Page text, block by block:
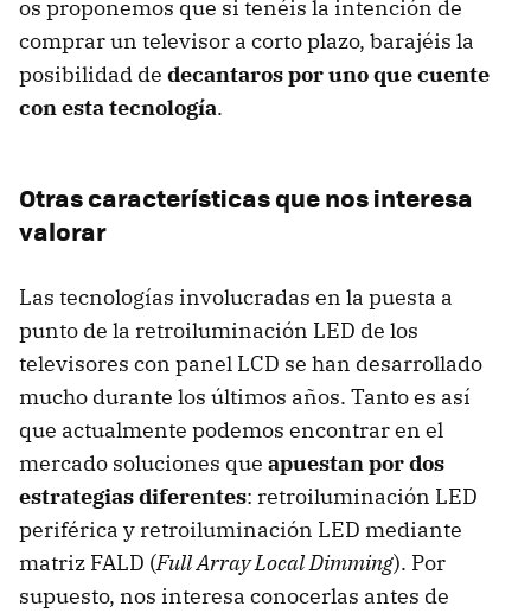
os proponemos que si tenéis la intención de
comprar un televisor a corto plazo, barajéis la
posibilidad de decantaros por uno que cuente
con esta tecnología.
Otras características que nos interesa
valorar
Las tecnologías involucradas en la puesta a
punto de la retroiluminación LED de los
televisores con panel LCD se han desarrollado
mucho durante los últimos años. Tanto es así
que actualmente podemos encontrar en el
mercado soluciones que apuestan por dos
estrategias diferentes: retroiluminación LED
periférica y retroiluminación LED mediante
matriz FALD (Full Array Local Dimming). Por
supuesto, nos interesa conocerlas antes de